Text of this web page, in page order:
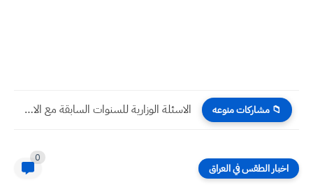
📁 مشاركات منوعه الاسئلة الوزارية للسنوات السابقة مع الاجوبة موضوع التوافيق فصل اول...
اخبار الطقس في العراق
0